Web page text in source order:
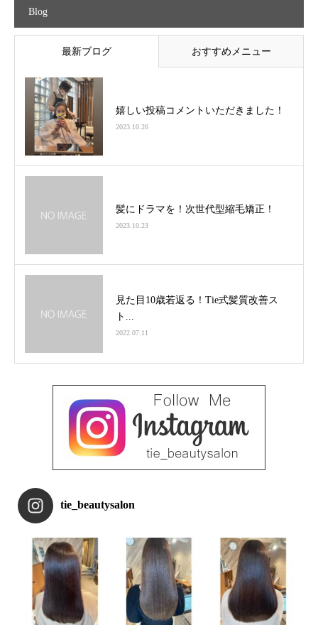
Blog
最新ブログ おすすめメニュー
嬉しい投稿コメントいただきました！
2023.10.26
髪にドラマを！次世代型縮毛矯正！
2023.10.23
見た目10歳若返る！Tie式髪質改善ス
ト...
2022.07.11
tie_beautysalon